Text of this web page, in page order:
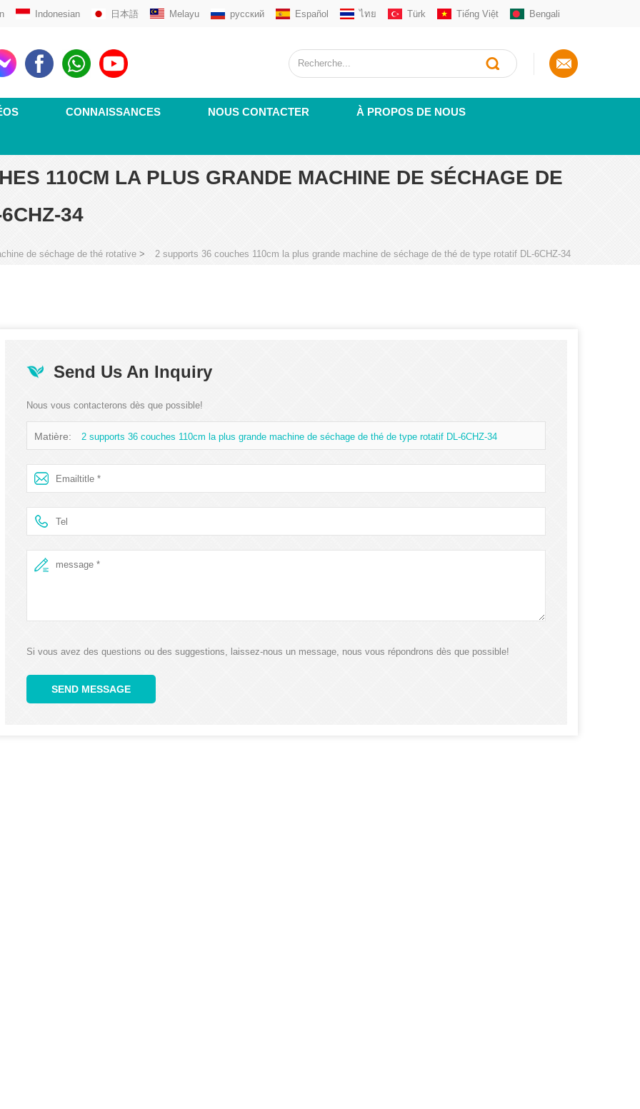
Indonesian 日本語 Melayu русский Español ไทย Türk Tiếng Việt Bengali
CONNAISSANCES NOUS CONTACTER À PROPOS DE NOUS
110CM LA PLUS GRANDE MACHINE DE SÉCHAGE DE
34
de séchage de thé rotative > 2 supports 36 couches 110cm la plus grande machine de séchage de thé de type rotatif DL-6CHZ-34
Send Us An Inquiry
Nous vous contacterons dès que possible!
Matière: 2 supports 36 couches 110cm la plus grande machine de séchage de thé de type rotatif DL-6CHZ-34
Si vous avez des questions ou des suggestions, laissez-nous un message, nous vous répondrons dès que possible!
SEND MESSAGE